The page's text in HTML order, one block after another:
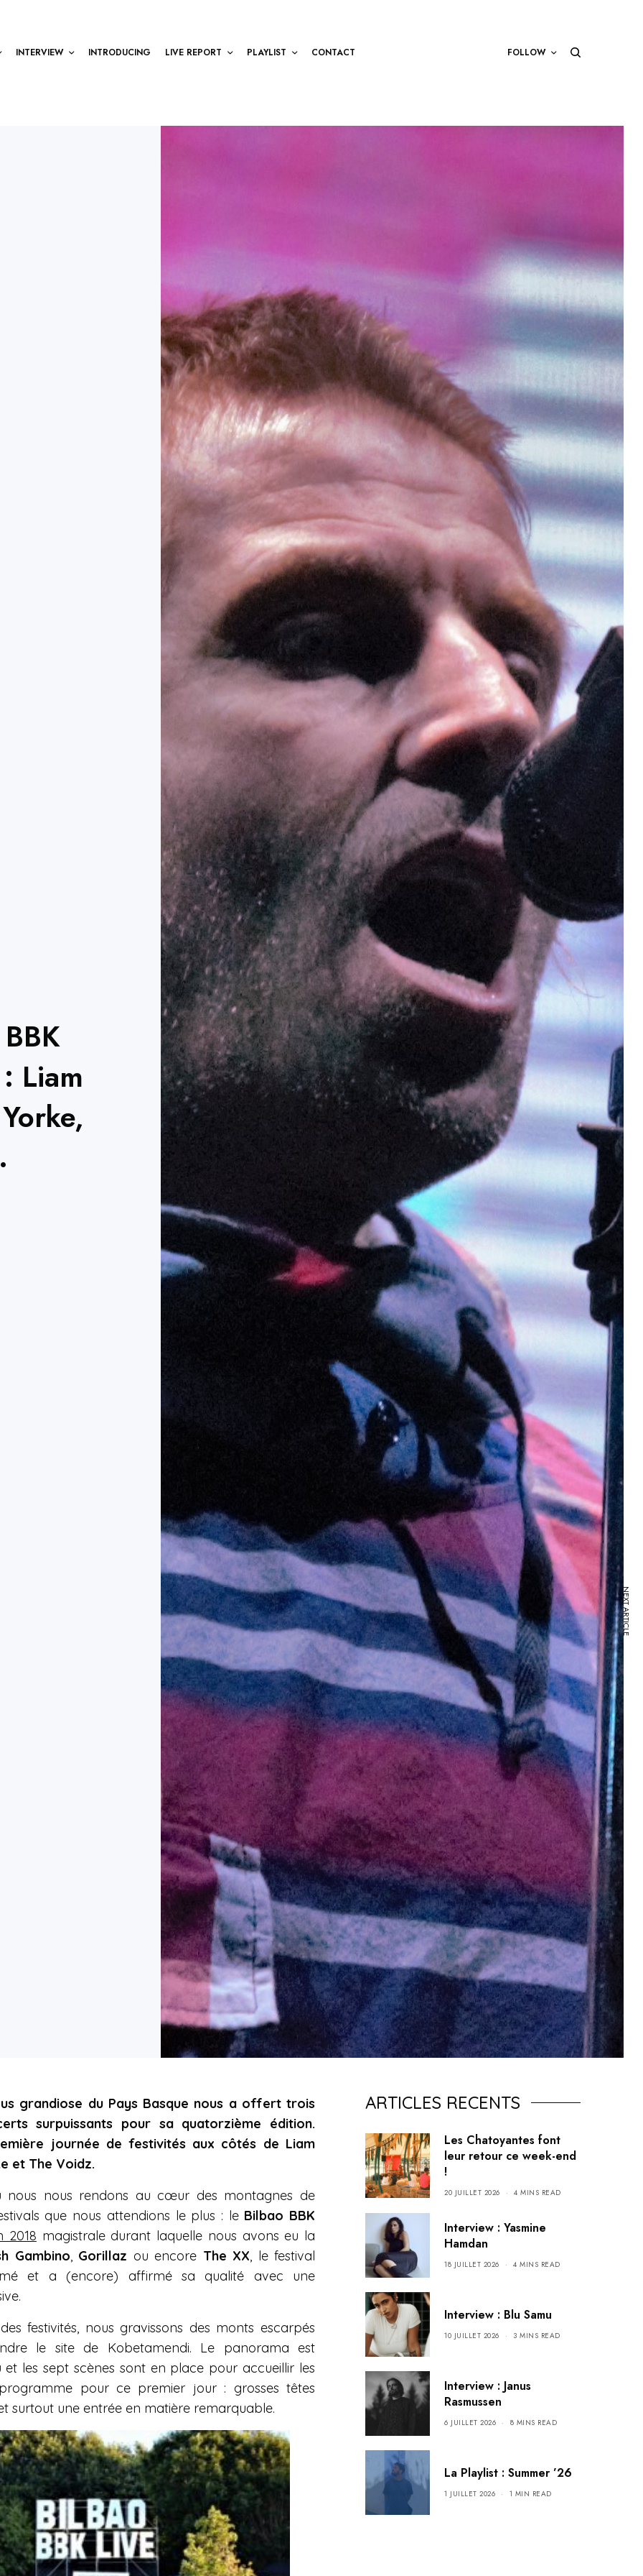
INTERVIEW INTRODUCING LIVE REPORT PLAYLIST CONTACT FOLLOW
Liam
grandiose du Pays Basque nous a offert trois
surpuissants pour sa quatorzième édition.
journée de festivités aux côtés de Liam
et The Voidz.
nous nous rendons au cœur des montagnes de
que nous attendions le plus : le Bilbao BBK
2018 magistrale durant laquelle nous avons eu la
Gambino, Gorillaz ou encore The XX, le festival
et a (encore) affirmé sa qualité avec une
festivités, nous gravissons des monts escarpés
le site de Kobetamendi. Le panorama est
et les sept scènes sont en place pour accueillir les
pour ce premier jour : grosses têtes
surtout une entrée en matière remarquable.
ARTICLES RECENTS
Les Chatoyantes font
leur retour ce week-end
!
20 JUILLET 2026 4 MINS READ
Interview : Yasmine
Hamdan
18 JUILLET 2026 4 MINS READ
Interview : Blu Samu
10 JUILLET 2026 3 MINS READ
Interview : Janus
Rasmussen
6 JUILLET 2026 8 MINS READ
La Playlist : Summer ’26
1 JUILLET 2026 1 MIN READ
NEXT ARTICLE